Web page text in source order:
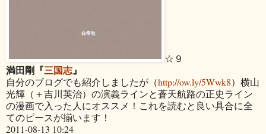
☆９
満田剛『三国志』
自分のブログでも紹介しましたが（http://ow.ly/5Wwk8）横山
光輝（＋吉川英治）の演義ラインと蒼天航路の正史ライン
の漫画で入った人にオススメ！これを読むと良い具合に全
てのピースが揃います！
2011-08-13 10:24